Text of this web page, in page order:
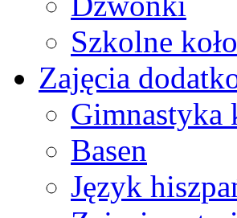
Szkolne
Zajęcia
Gimnastyka
Basen
Język